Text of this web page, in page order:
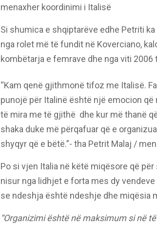
menaxher koordinimi i Italisë
Si shumica e shqiptarëve edhe Petriti
nga rolet më të fundit në Koverciano,
kombëtarja e femrave dhe nga viti 2006
“Kam qenë gjithmonë tifoz me Italisë.
punojë për Italinë është një emocion
të mira me të gjithë dhe kur më thanë
shaka duke më përqafuar që e
shyqyr që e bëtë.”- tha Petrit Malaj /
Po si vjen Italia në këtë miqësore që
nisur nga lidhjet e forta mes dy
se ndeshja është ndeshje dhe miqësia
“Organizimi është në maksimum si në